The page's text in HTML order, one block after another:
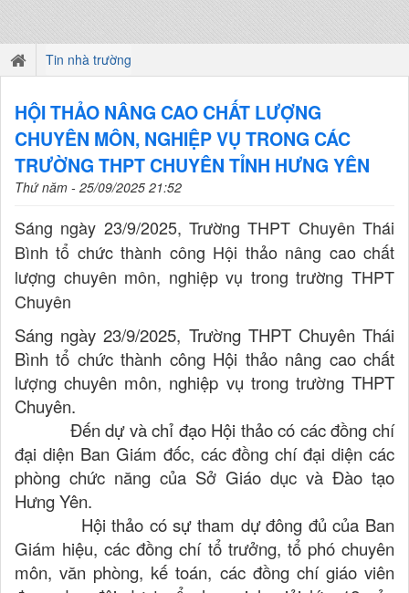
Tin nhà trường
HỘI THẢO NÂNG CAO CHẤT LƯỢNG
CHUYÊN MÔN, NGHIỆP VỤ TRONG CÁC
TRƯỜNG THPT CHUYÊN TỈNH HƯNG YÊN
Thứ năm - 25/09/2025 21:52
Sáng ngày 23/9/2025, Trường THPT Chuyên Thái
Bình tổ chức thành công Hội thảo nâng cao chất
lượng chuyên môn, nghiệp vụ trong trường THPT
Chuyên
Sáng ngày 23/9/2025, Trường THPT Chuyên Thái
Bình tổ chức thành công Hội thảo nâng cao chất
lượng chuyên môn, nghiệp vụ trong trường THPT
Chuyên.
Đến dự và chỉ đạo Hội thảo có các đồng chí
đại diện Ban Giám đốc, các đồng chí đại diện các
phòng chức năng của Sở Giáo dục và Đào tạo
Hưng Yên.
Hội thảo có sự tham dự đông đủ của Ban
Giám hiệu, các đồng chí tổ trưởng, tổ phó chuyên
môn, văn phòng, kế toán, các đồng chí giáo viên